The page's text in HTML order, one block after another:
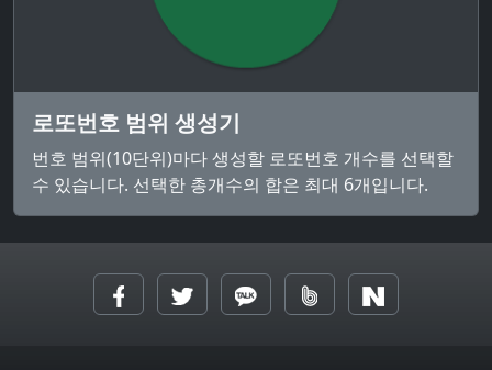
로또번호 범위 생성기
번호 범위(10단위)마다 생성할 로또번호 개수를 선택할
수 있습니다. 선택한 총개수의 합은 최대 6개입니다.